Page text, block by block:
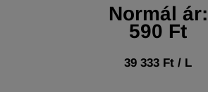
Normál ár:
590 Ft
39 333 Ft / L